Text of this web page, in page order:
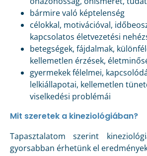
bármire való képtelenség
célokkal, motivációval,
kapcsolatos életvezetési
betegségek, fájdalmak,
kellemetlen érzések,
gyermekek félelmei,
lelkiállapotai, kellemetlen
viselkedési problémái
Mit szeretek a kineziológiában?
Tapasztalatom szerint
gyorsabban érhetünk el